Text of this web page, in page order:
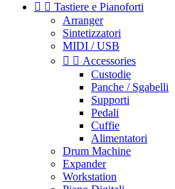
  Tastiere e Pianoforti
Arranger
Sintetizzatori
MIDI / USB
  Accessories
Custodie
Panche / Sgabelli
Supporti
Pedali
Cuffie
Alimentatori
Drum Machine
Expander
Workstation